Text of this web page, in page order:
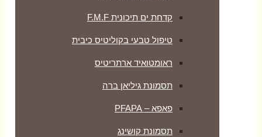
קדחת ים תיכונית F.M.F
טיפול טבעי בקוליטיס כיבית
ראומטואיד ארתריטיס
תסמונת גיליאן ברה
פאפא – PFAPA
תסמונת קושינג